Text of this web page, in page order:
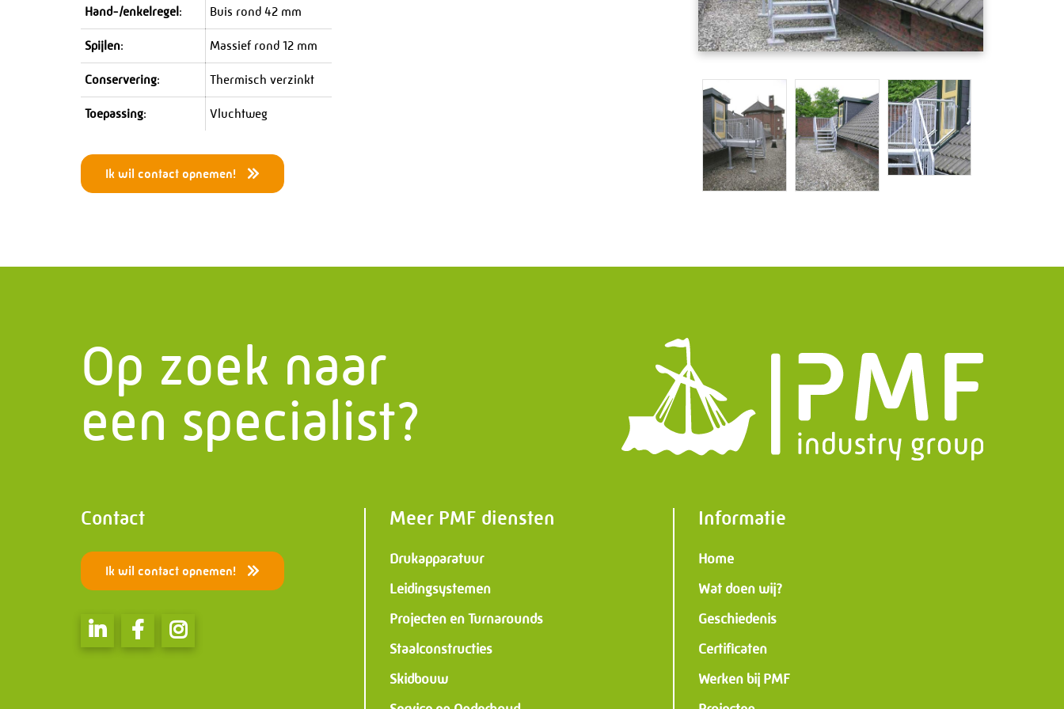
Home
Het laatste nieuws
Contact
PMF Industry Group Code of
Conduct
Stalen Trappen
Bruggen, weg en waterbouw
Speciale Constructies
Informatie
PMF Industry Group
info.uithuizen@pmfmechanical.nl
Hand-/enkelregel: Buis rond 42 mm
Spijlen: Massief rond 12 mm
Conservering: Thermisch verzinkt
Toepassing: Vluchtweg
Ik wil contact opnemen!
Op zoek naar
een specialist?
Contact
Ik wil contact opnemen!
Meer PMF diensten
Drukapparatuur
Leidingsystemen
Projecten en Turnarounds
Staalconstructies
Skidbouw
Informatie
Home
Wat doen wij?
Geschiedenis
Certificaten
Werken bij PMF